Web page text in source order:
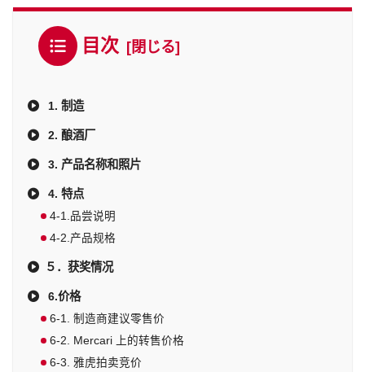
目次
1. 制造
2. 酿酒厂
3. 产品名称和照片
4. 特点
4-1.品尝说明
4-2.产品规格
５．获奖情况
6.价格
6-1. 制造商建议零售价
6-2. Mercari 上的转售价格
6-3. 雅虎拍卖竞价